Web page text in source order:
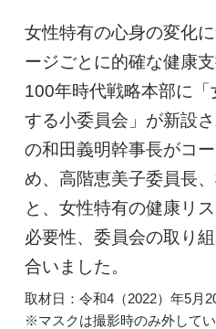
女性特有の心身の変化
ージごとに的確な健康
100年時代戦略本部に
する小委員会」が新設
の和田義明幹事長がコ
め、高階恵美子委員長
と、女性特有の健康リ
必要性、委員会の取り
合いました。
取材日：令和4（2022）年5月
※マスクは撮影時のみ外して